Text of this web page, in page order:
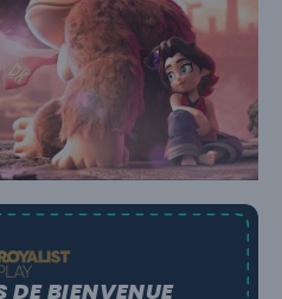
DE BIENVENUE